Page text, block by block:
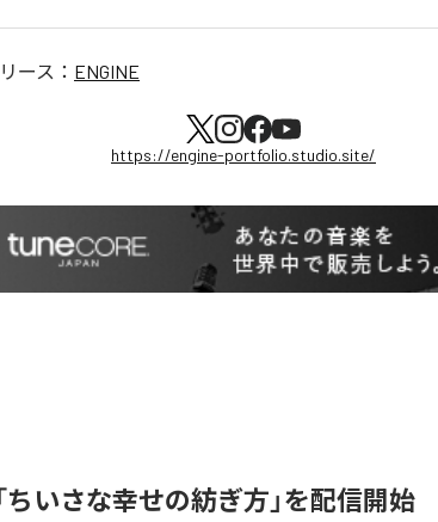
ース： ENGINE
https://engine-portfolio.studio.site/
ちいさな幸せの紡ぎ方」を配信開始